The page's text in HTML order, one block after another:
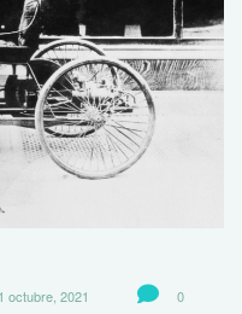
1 octubre, 2021 0